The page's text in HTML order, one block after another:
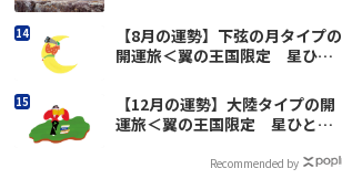
【8月の運勢】下弦の月タイプの
開運旅＜翼の王国限定 星ひと
【12月の運勢】大陸タイプの開
運旅＜翼の王国限定 星ひとみ
Recommended by